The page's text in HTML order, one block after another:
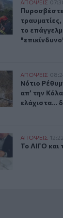
όρια:
ΑΠΟΨΕΙΣ
το
Ο Παράδεισος
ΑΠΟΨΕΙΣ
Νότιο
Νότιο
απ’ την
ελάχιστα…
ΠΟΛΥ βλάπτουν …
ΑΠΟΨΕΙΣ 12:22
Το ΛΙΓΟ
Το ΛΙΓΟ